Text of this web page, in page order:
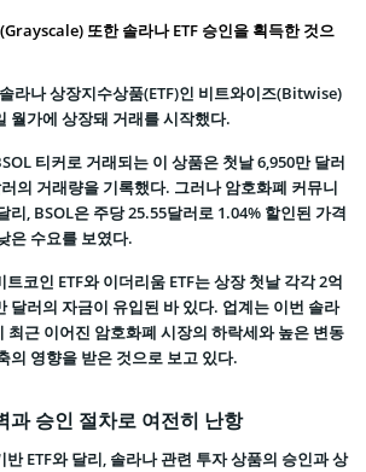
또한 솔라나 ETF 승인을 획득한 것으
라나 상장지수상품(ETF)인 비트와이즈(Bitwise)
월가에 상장돼 거래를 시작했다.
티커로 거래되는 이 상품은 첫날 6,950만 달러
의 거래량을 기록했다. 그러나 암호화폐 커뮤니
리, BSOL은 주당 25.55달러로 1.04% 할인된 가격
은 수요를 보였다.
코인 ETF와 이더리움 ETF는 상장 첫날 각각 2억
달러의 자금이 유입된 바 있다. 업계는 이번 솔라
최근 이어진 암호화폐 시장의 하락세와 높은 변동
의 영향을 받은 것으로 보고 있다.
과 승인 절차로 여전히 난항
ETF와 달리, 솔라나 관련 투자 상품의 승인과 상